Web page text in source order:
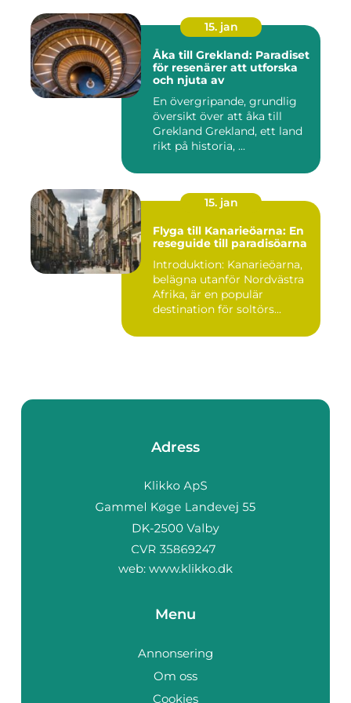
15. jan
Åka till Grekland: Paradiset
för resenärer att utforska
och njuta av
En övergripande, grundlig
översikt över att åka till
Grekland Grekland, ett land
rikt på historia, ...
15. jan
Flyga till Kanarieöarna: En
reseguide till paradisöarna
Introduktion: Kanarieöarna,
belägna utanför Nordvästra
Afrika, är en populär
destination för soltörs...
Adress
web: www.klikko.dk
Menu
Annonsering
Om oss
Cookies